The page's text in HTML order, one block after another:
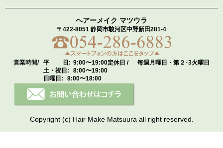
ヘアーメイク マツウラ
〒422-8051 静岡市駿河区中野新田281-4
営業時間/ 平 日: 9:00〜19:00
土・祝日:
8:00〜19:00
日曜日:
8:00〜18:00
定休日 / 毎週月曜日・第２･3火曜日
Copyright (c) Hair Make Matsuura all right reserved.